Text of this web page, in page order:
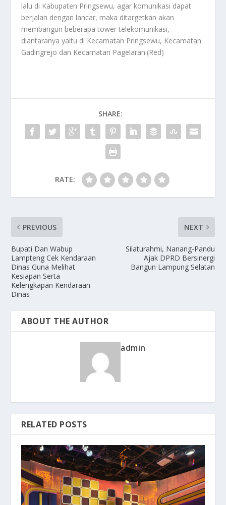
lalu di Kabupaten Pringsewu, agar komunikasi dapat
berjalan dengan lancar, maka ditargetkan akan
membangun beberapa tower telekomunikasi,
diantaranya yaitu di Kecamatan Pringsewu, Kecamatan
Gadingrejo dan Kecamatan Pagelaran.(Red)
SHARE:
RATE:
PREVIOUS
Bupati Dan Wabup
Lampteng Cek Kendaraan
Dinas Guna Melihat
Kesiapan Serta
Kelengkapan Kendaraan
Dinas
NEXT
Silaturahmi, Nanang-Pandu
Ajak DPRD Bersinergi
Bangun Lampung Selatan
ABOUT THE AUTHOR
admin
RELATED POSTS